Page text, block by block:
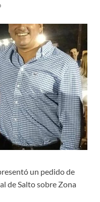
un pedido de
de Salto sobre Zona